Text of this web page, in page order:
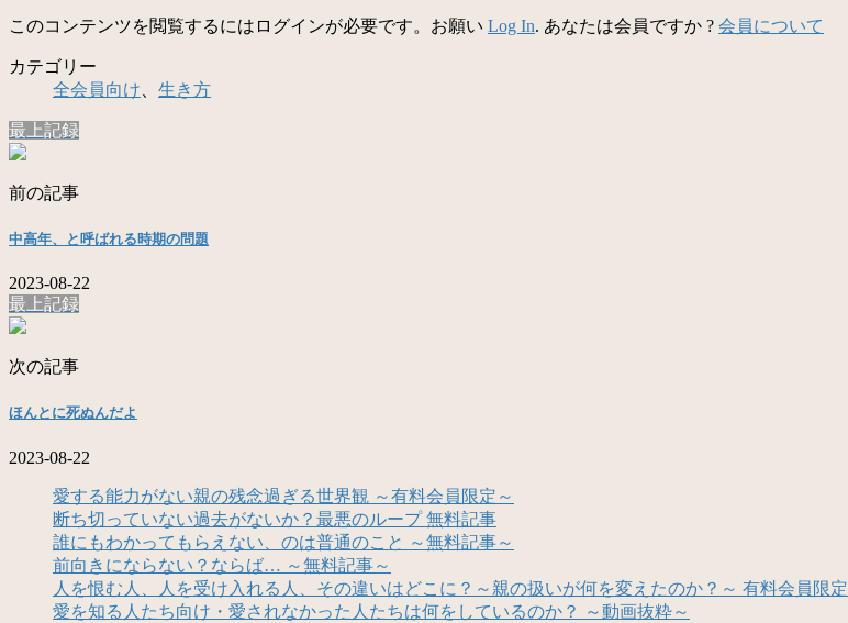
このコンテンツを閲覧するにはログインが必要です。お願い Log In. あなたは会員ですか ? 会員について
カテゴリー
全会員向け
生き方
最上記録
前の記事
中高年、と呼ばれる時期の問題
2023-08-22
最上記録
次の記事
ほんとに死ぬんだよ
2023-08-22
愛する能力がない親の残念過ぎる世界観 ～有料会員限定～
断ち切っていない過去がないか？最悪のループ 無料記事
誰にもわかってもらえない、のは普通のこと ～無料記事～
前向きにならない？ならば… ～無料記事～
人を恨む人、人を受け入れる人、その違いはどこに？～親の扱いが何を変えたのか？～ 有料会員限定
愛を知る人たち向け・愛されなかった人たちは何をしているのか？ ～動画抜粋～